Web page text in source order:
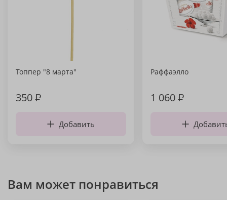
Топпер "8 марта"
350₽
Добавить
Раффаэлло
1 060₽
Вам может понравиться